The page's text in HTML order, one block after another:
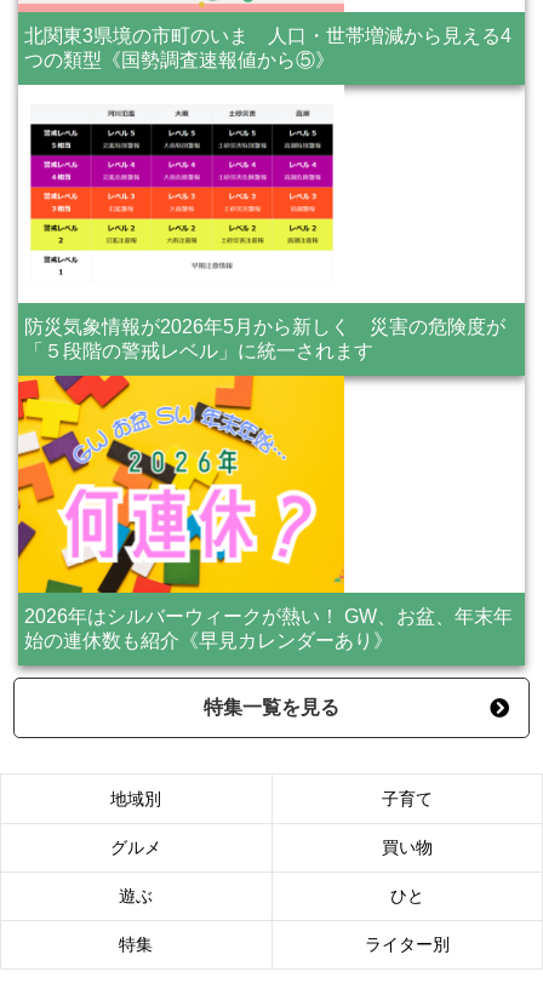
北関東3県境の市町のいま 人口・世帯増減から見える4
つの類型《国勢調査速報値から⑤》
防災気象情報が2026年5月から新しく 災害の危険度が
「５段階の警戒レベル」に統一されます
2026年はシルバーウィークが熱い！ GW、お盆、年末年
始の連休数も紹介《早見カレンダーあり》
特集一覧を見る
地域別 子育て
グルメ 買い物
遊ぶ ひと
特集 ライター別